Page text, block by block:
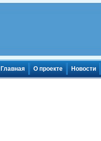
Главная О проекте Новости